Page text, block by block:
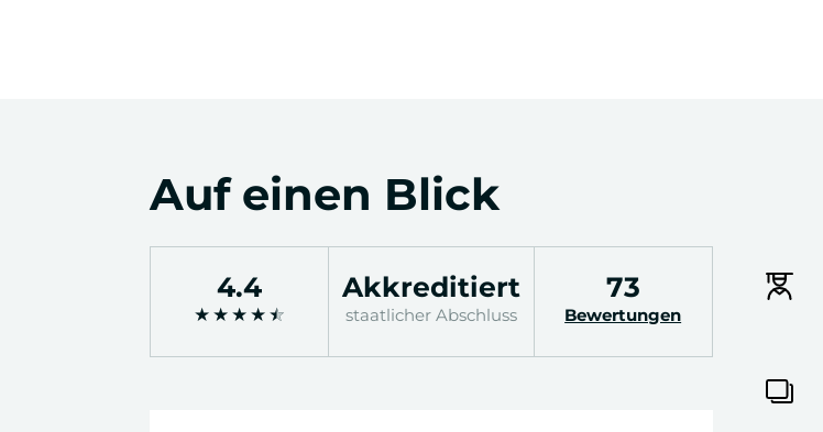
Auf einen Blick
4.4
★ ★ ★ ★ ★
Akkreditiert
staatlicher Abschluss
73
Bewertungen